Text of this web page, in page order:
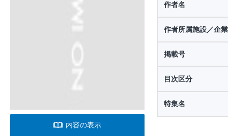
内容の表示
作者名
作者所属施設／企業
掲載号
目次区分
特集名